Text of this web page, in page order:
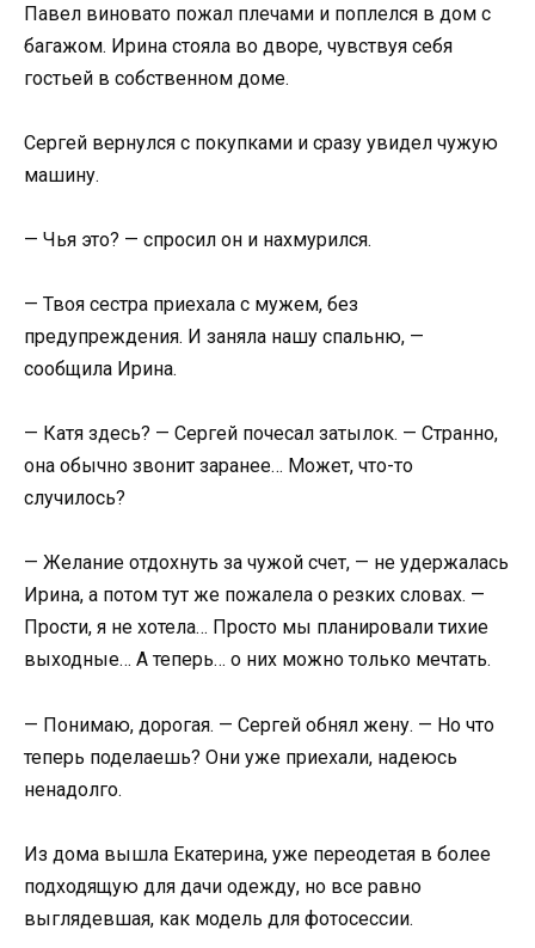
Павел виновато пожал плечами и поплелся в дом с
багажом. Ирина стояла во дворе, чувствуя себя
гостьей в собственном доме.
Сергей вернулся с покупками и сразу увидел чужую
машину.
— Чья это? — спросил он и нахмурился.
— Твоя сестра приехала с мужем, без
предупреждения. И заняла нашу спальню, —
сообщила Ирина.
— Катя здесь? — Сергей почесал затылок. — Странно,
она обычно звонит заранее… Может, что-то
случилось?
— Желание отдохнуть за чужой счет, — не удержалась
Ирина, а потом тут же пожалела о резких словах. —
Прости, я не хотела… Просто мы планировали тихие
выходные… А теперь… о них можно только мечтать.
— Понимаю, дорогая. — Сергей обнял жену. — Но что
теперь поделаешь? Они уже приехали, надеюсь
ненадолго.
Из дома вышла Екатерина, уже переодетая в более
подходящую для дачи одежду, но все равно
выглядевшая, как модель для фотосессии.